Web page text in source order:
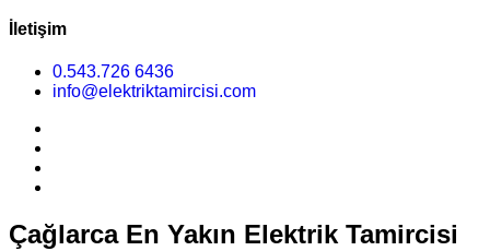
İletişim
0.543.726 6436
info@elektriktamircisi.com
Çağlarca En Yakın Elektrik Tamircisi